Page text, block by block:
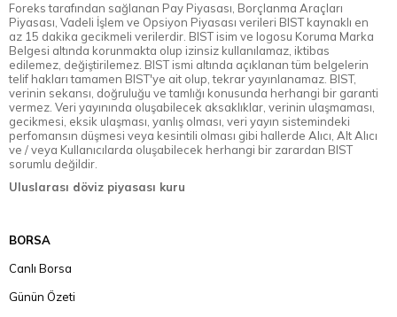
Foreks tarafından sağlanan Pay Piyasası, Borçlanma Araçları
Piyasası, Vadeli İşlem ve Opsiyon Piyasası verileri BIST kaynaklı en
az 15 dakika gecikmeli verilerdir. BIST isim ve logosu Koruma Marka
Belgesi altında korunmakta olup izinsiz kullanılamaz, iktibas
edilemez, değiştirilemez. BIST ismi altında açıklanan tüm belgelerin
telif hakları tamamen BIST'ye ait olup, tekrar yayınlanamaz. BIST,
verinin sekansı, doğruluğu ve tamlığı konusunda herhangi bir garanti
vermez. Veri yayınında oluşabilecek aksaklıklar, verinin ulaşmaması,
gecikmesi, eksik ulaşması, yanlış olması, veri yayın sistemindeki
perfomansın düşmesi veya kesintili olması gibi hallerde Alıcı, Alt Alıcı
ve / veya Kullanıcılarda oluşabilecek herhangi bir zarardan BIST
sorumlu değildir.
Uluslarası döviz piyasası kuru
BORSA
Canlı Borsa
Günün Özeti